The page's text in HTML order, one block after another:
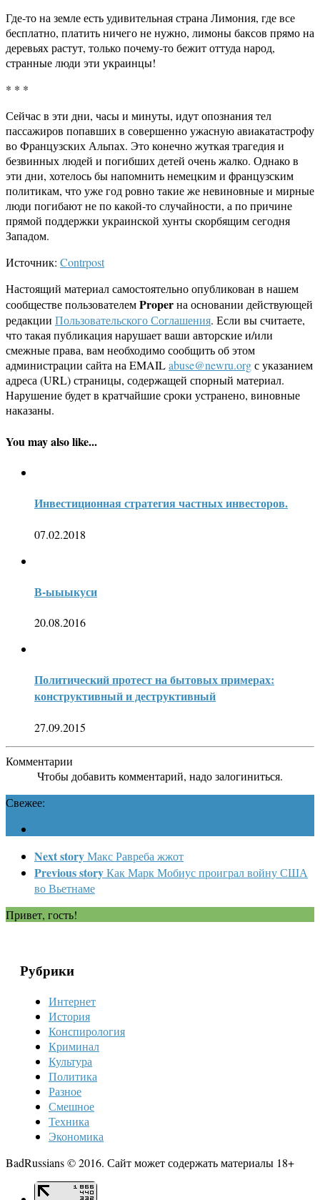
Где-то на земле есть удивительная страна Лимония, где все
бесплатно, платить ничего не нужно, лимоны баксов прямо на
деревьях растут, только почему-то бежит оттуда народ,
странные люди эти украинцы!
* * *
Сейчас в эти дни, часы и минуты, идут опознания тел
пассажиров попавших в совершенно ужасную авиакатастрофу
во Французских Альпах. Это конечно жуткая трагедия и
безвинных людей и погибших детей очень жалко. Однако в
эти дни, хотелось бы напомнить немецким и французским
политикам, что уже год ровно такие же невиновные и мирные
люди погибают не по какой-то случайности, а по причине
прямой поддержки украинской хунты скорбящим сегодня
Западом.
Источник: Contrpost
Настоящий материал самостоятельно опубликован в нашем
сообществе пользователемProperна основании действующей
редакции Пользовательского Соглашения. Если вы считаете,
что такая публикация нарушает ваши авторские и/или
смежные права, вам необходимо сообщить об этом
администрации сайта на EMAILabuse@newru.orgс указанием
адреса (URL) страницы, содержащей спорный материал.
Нарушение будет в кратчайшие сроки устранено, виновные
наказаны.
You may also like...
Инвестиционная стратегия частных инвесторов.
07.02.2018
В-ыыыкуси
20.08.2016
Политический протест на бытовых примерах:
конструктивный и деструктивный
27.09.2015
Комментарии
Чтобы добавить комментарий, надо залогиниться.
Свежее:
Next storyМакс Равреба жжот
Previous storyКак Марк Мобиус проиграл войну США
во Вьетнаме
Привет, гость!
Рубрики
Интернет
История
Конспирология
Криминал
Культура
Политика
Разное
Смешное
Техника
Экономика
BadRussians © 2016. Сайт может содержать материалы 18+